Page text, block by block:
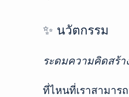
✨ นวัตกรรม
ระดมความคิดสร้
ที่ไหนที่เราสามาร